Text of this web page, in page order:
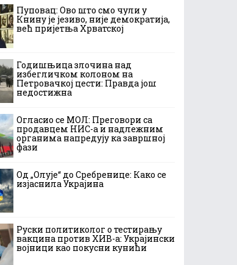
Пуповац: Ово што смо чули у
Книну је језиво, није демократија,
већ пријетња Хрватској
Годишњица злочина над
избегличком колоном на
Петровачкој цести: Правда још
недостижна
Огласио се МОЛ: Преговори са
продавцем НИС-а и надлежним
органима напредују ка завршној
фази
Од „Олује“ до Сребренице: Како се
изјаснила Украјина
Руски политиколог о тестирању
вакцина против ХИВ-а: Украјински
војници као покусни кунићи